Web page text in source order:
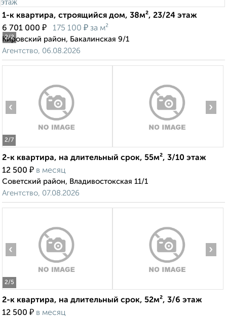
2/2
1-к квартира, строящийся дом, 38м², 23/24 этаж
6 701 000 ₽ 175 100 ₽ за м²
Кировский район, Бакалинская 9/1
Агентство, 06.08.2026
2/7
‹ ›
2-к квартира, на длительный срок, 55м², 3/10 этаж
12 500 ₽ в месяц
Советский район, Владивостокская 11/1
Агентство, 07.08.2026
2/5
‹ ›
2-к квартира, на длительный срок, 52м², 3/6 этаж
12 500 ₽ в месяц